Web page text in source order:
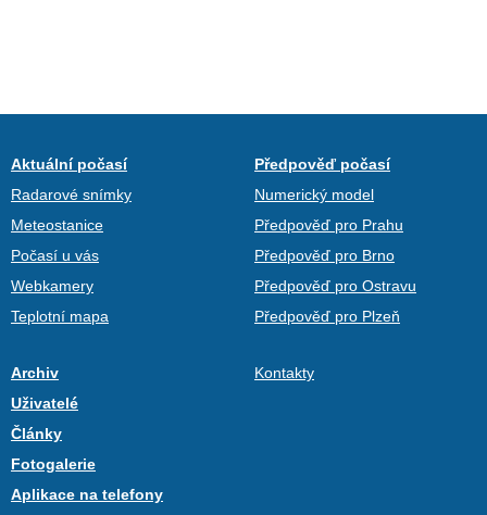
Aktuální počasí
Radarové snímky
Meteostanice
Počasí u vás
Webkamery
Teplotní mapa
Předpověď počasí
Numerický model
Předpověď pro Prahu
Předpověď pro Brno
Předpověď pro Ostravu
Předpověď pro Plzeň
Archiv
Uživatelé
Články
Fotogalerie
Aplikace na telefony
Kontakty